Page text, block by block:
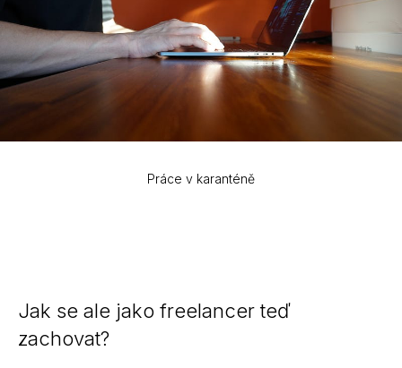
Práce v karanténě
Jak se ale jako freelancer teď
zachovat?